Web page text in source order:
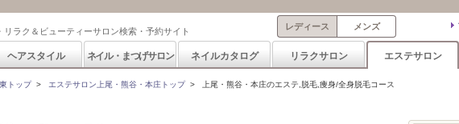
リラク＆ビューティーサロン検索・予約サイト レディース メンズ
ヘアスタイル ネイル・まつげサロン ネイルカタログ リラクサロン エステサロン
トップ> エステサロン上尾・熊谷・本庄トップ>
上尾・熊谷・本庄のエステ,脱毛,痩身/全身脱毛コース